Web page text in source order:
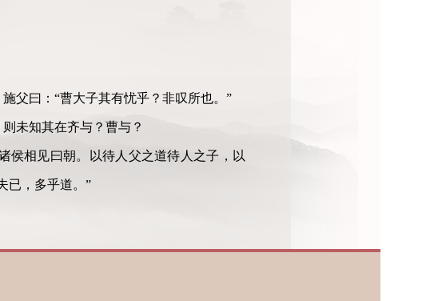
父曰： “曹大子其有忧乎？非叹所也。 ”
则未知其在齐与 ？ 曹与？
侯相见曰朝。以待人父之道待人之子，以
已，多乎道。”